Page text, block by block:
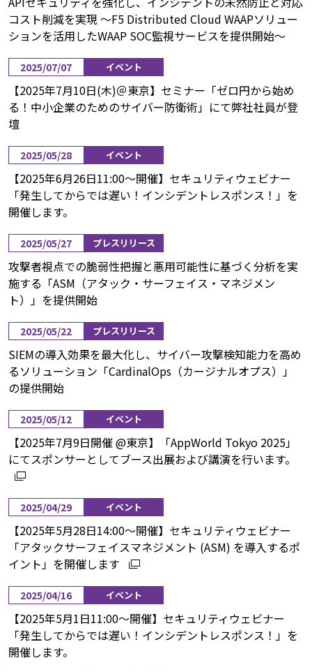
コスト削減を実現 ～F5 Distributed Cloud WAAPソリュー
ションを活用したWAAP SOC監視サービスを提供開始～
2025/07/07 イベント
【2025年7月10日(木)＠東京】セミナー「ゼロ円から始め
る！中小企業のためのサイバー防衛術」にて弊社社員が登
壇
2025/05/28 イベント
【2025年6月26日11:00〜開催】セキュリティウェビナー
「発生してからでは遅い！インシデントレスポンス！」を
開催します。
2025/05/27 プレスリリース
攻撃者視点での脆弱性把握と悪用可能性に基づく分析を実
施する「ASM（アタック・サーフェイス・マネジメン
ト）」を提供開始
2025/05/22 プレスリリース
SIEMの導入効果を最大化し、サイバー攻撃検知能力を高め
るソリューション「CardinalOps（カージナルオプス）」
の提供開始
2025/05/12 イベント
【2025年7月9日開催 @東京】「AppWorld Tokyo 2025」
にてスポンサーとしてブース出展および講演を行います。
2025/04/29 イベント
【2025年5月28日14:00〜開催】セキュリティウェビナー
「アタックサーフェイスマネジメント (ASM) を導入するポ
イント」を開催します
2025/04/16 イベント
【2025年5月1日11:00〜開催】セキュリティウェビナー
「発生してからでは遅い！インシデントレスポンス！」を
開催します。